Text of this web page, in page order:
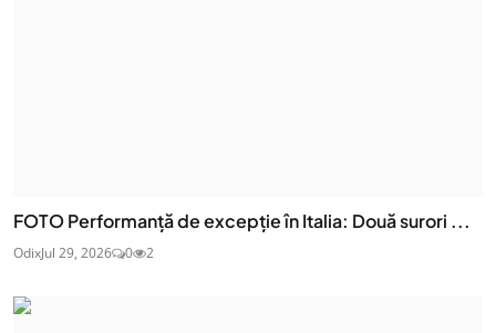
FOTO Performanță de excepție în Italia: Două surori ...
OdixJul 29, 2026 0 2